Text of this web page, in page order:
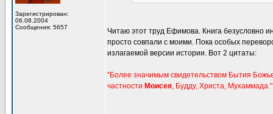
Зарегистрирован:
06.08.2004
Сообщения: 5657
Читаю этот труд Ефимова. Книга безусловно
просто совпали с моими. Пока особых
излагаемой версии истории. Вот 2 цитаты:
"Более значимым свидетельством Бытия
частности Моисея, Будду, Христа, Мухаммада."